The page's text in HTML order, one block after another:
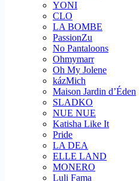
YONI
CLO
LA BOMBE
PassionZu
No Pantaloons
Ohmymarr
Oh My Jolene
kázMich
Maison Jardin d’Éden
SLADKO
NUE NUE
Katisha Like It
Pride
LA DEA
ELLE LAND
MONERO
Luli Fama